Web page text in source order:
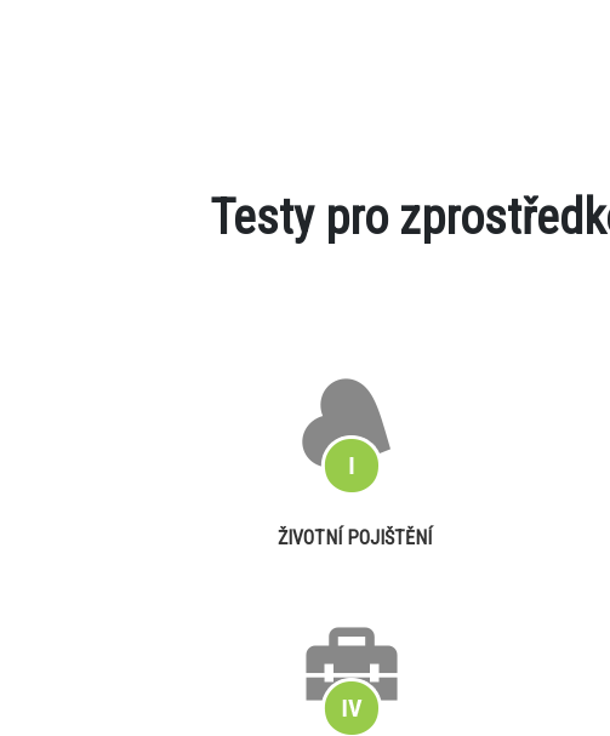
Testy pro
ŽIVOTNÍ POJIŠTĚNÍ